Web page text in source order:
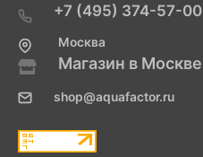
+7 (495) 374-57-00
Москва
Магазин в Москве
shop@aquafactor.ru